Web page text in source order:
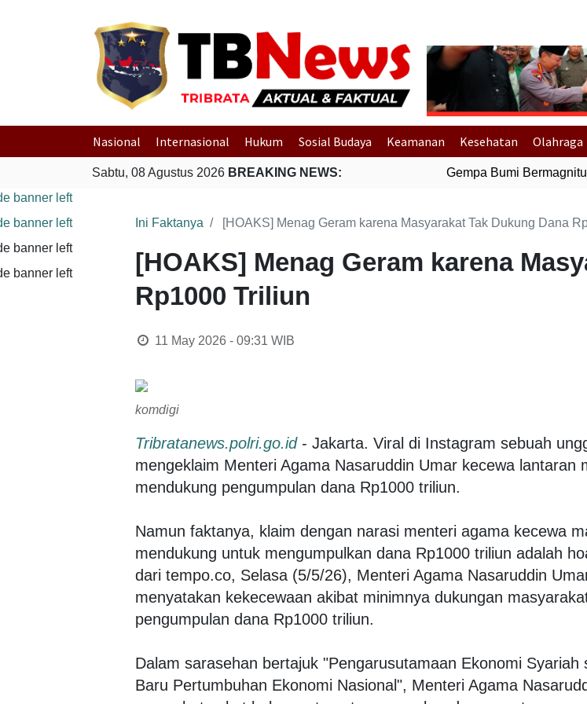
Previous
Nasional Internasional Hukum Sosial Budaya Keamanan Kesehatan Olahraga
Sabtu, 08 Agustus 2026 BREAKING NEWS: Gempa Bumi
Ini Faktanya [HOAKS] Menag Geram karena Masyarakat Tak Dukung Dana
[HOAKS] Menag Geram karena
Rp1000 Triliun
11 May 2026 - 09:31 WIB
komdigi
Tribratanews.polri.go.id - Jakarta. Viral di Instagram sebuah
mengeklaim Menteri Agama Nasaruddin Umar kecewa lantaran
mendukung pengumpulan dana Rp1000 triliun.
Namun faktanya, klaim dengan narasi menteri agama kecewa
mendukung untuk mengumpulkan dana Rp1000 triliun adalah
dari tempo.co, Selasa (5/5/26), Menteri Agama Nasaruddin
menyatakan kekecewaan akibat minimnya dukungan
pengumpulan dana Rp1000 triliun.
Dalam sarasehan bertajuk "Pengarusutamaan Ekonomi Syariah
Baru Pertumbuhan Ekonomi Nasional", Menteri Agama